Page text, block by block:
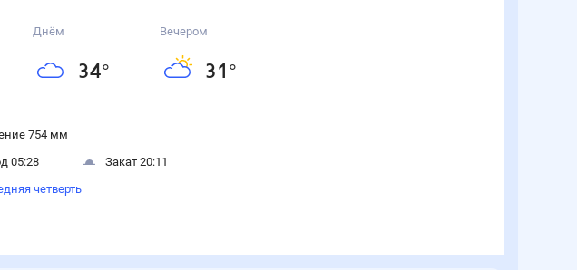
Днём
34°
Вечером
31 °
754 мм
05:28
Закат 20:11
четверть